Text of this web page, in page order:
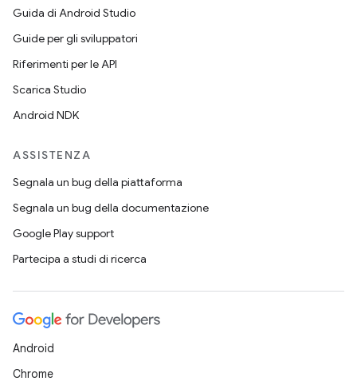
Guida di Android Studio
Guide per gli sviluppatori
Riferimenti per le API
Scarica Studio
Android NDK
ASSISTENZA
Segnala un bug della piattaforma
Segnala un bug della documentazione
Google Play support
Partecipa a studi di ricerca
Android
Chrome